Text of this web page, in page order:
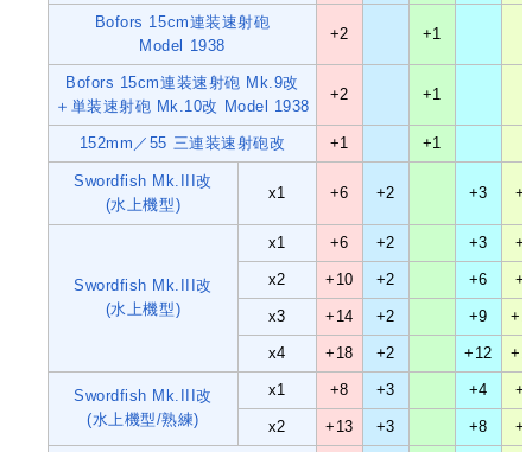
Bofors 15cm連装速射砲
Model 1938
+2 +1
Bofors 15cm連装速射砲 Mk.9改
＋単装速射砲 Mk.10改 Model 1938
+2 +1
152mm／55 三連装速射砲改 +1 +1
Swordfish Mk.III改
(水上機型)
x1 +6 +2 +3
Swordfish Mk.III改
(水上機型)
x1 +6 +2 +3
x2 +10 +2 +6
x3 +14 +2 +9
x4 +18 +2 +12
Swordfish Mk.III改
(水上機型/熟練)
x1 +8 +3 +4
x2 +13 +3 +8